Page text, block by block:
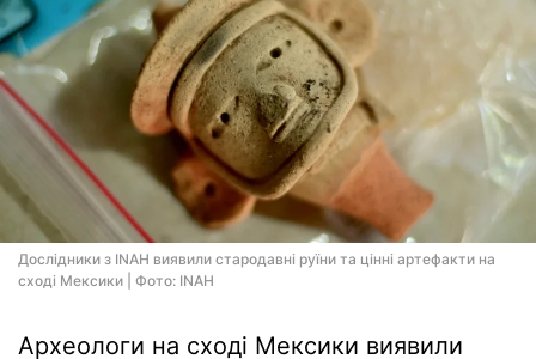
Дослідники з INAH виявили стародавні руїни та цінні артефакти на
сході Мексики | Фото: INAH
Археологи на сході Мексики виявили